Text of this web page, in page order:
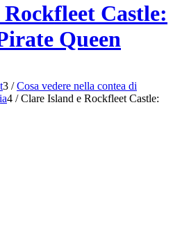
Castle:
Queen
3 / Cosa vedere nella contea di
4 / Clare Island e Rockfleet Castle: